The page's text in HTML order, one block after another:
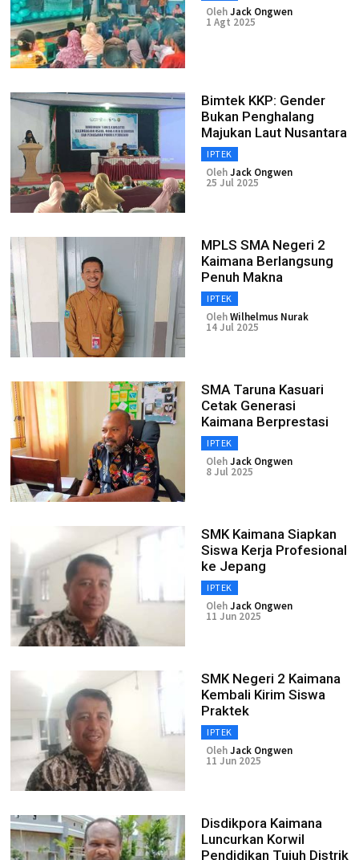
OlehJack Ongwen
1 Agt 2025
Bimtek KKP: Gender
Bukan Penghalang
Majukan Laut Nusantara
IPTEK
OlehJack Ongwen
25 Jul 2025
MPLS SMA Negeri 2
Kaimana Berlangsung
Penuh Makna
IPTEK
OlehWilhelmus Nurak
14 Jul 2025
SMA Taruna Kasuari
Cetak Generasi
Kaimana Berprestasi
IPTEK
OlehJack Ongwen
8 Jul 2025
SMK Kaimana Siapkan
Siswa Kerja Profesional
ke Jepang
IPTEK
OlehJack Ongwen
11 Jun 2025
SMK Negeri 2 Kaimana
Kembali Kirim Siswa
Praktek
IPTEK
OlehJack Ongwen
11 Jun 2025
Disdikpora Kaimana
Luncurkan Korwil
Pendidikan Tujuh Distrik